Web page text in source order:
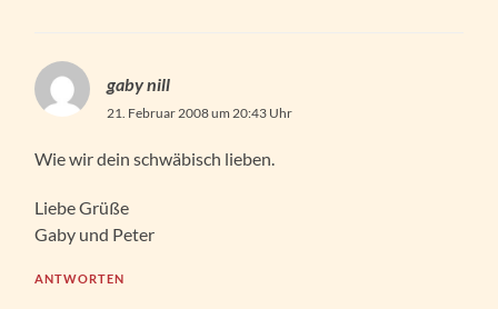
gaby nill
21. Februar 2008 um 20:43 Uhr
Wie wir dein schwäbisch lieben.
Liebe Grüße
Gaby und Peter
ANTWORTEN